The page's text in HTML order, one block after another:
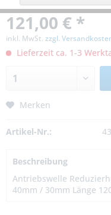
121,00 € *
inkl. MwSt. zzgl.
Lieferzeit ca. 1-3
Merken
Artikel-Nr.:
Beschreibung
Antriebswelle
40mm / 30mm Länge